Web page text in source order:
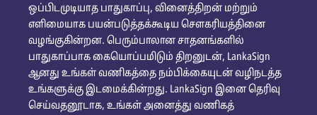
ஒப்பிடமுடியாத பாதுகாப்பு, வினைத்திறன் மற்றும்
எளிமையாக பயன்படுத்தக்கூடிய சௌகரியத்தினை
வழங்குகின்றன. பெரும்பாலான சாதனங்களில்
பாதுகாப்பாக கையொப்பமிடும் திறனுடன், LankaSign
ஆனது உங்கள் வணிகத்தை நம்பிக்கையுடன் வழிநடத்த
உங்களுக்கு இடமைக்கின்றது. LankaSign இனை தெரிவு
செய்வதனூடாக, உங்கள் அனைத்து வணிகத்